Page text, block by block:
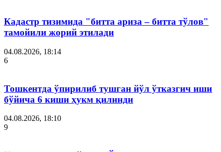
Кадастр тизимида "битта ариза – битта тўлов"
тамойили жорий этилади
04.08.2026, 18:14
6
Тошкентда ўпирилиб тушган йўл ўтказгич иши
бўйича 6 киши ҳукм қилинди
04.08.2026, 18:10
9